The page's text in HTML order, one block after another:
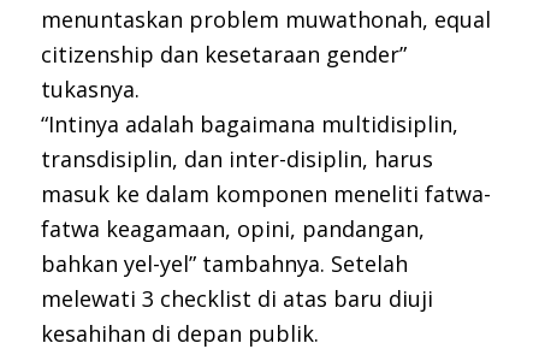
menuntaskan problem muwathonah, equal
citizenship dan kesetaraan gender”
tukasnya.
“Intinya adalah bagaimana multidisiplin,
transdisiplin, dan inter-disiplin, harus
masuk ke dalam komponen meneliti fatwa-
fatwa keagamaan, opini, pandangan,
bahkan yel-yel” tambahnya. Setelah
melewati 3 checklist di atas baru diuji
kesahihan di depan publik.